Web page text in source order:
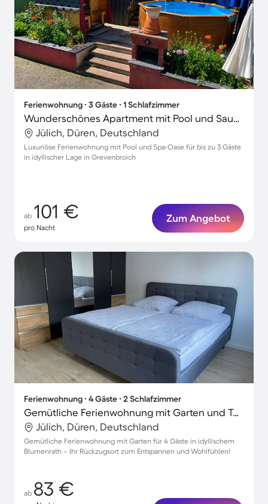
Ferienwohnung ∙ 3 Gäste ∙ 1 Schlafzimmer
Wunderschönes Apartment mit Pool und Sauna
Jülich, Düren, Deutschland
Luxuriöse Ferienwohnung mit Pool und Spa-Oase für bis zu 3 Gäste
in idyllischer Lage in Grevenbroich
ab 101 €
pro Nacht
Zum Angebot
Ferienwohnung ∙ 4 Gäste ∙ 2 Schlafzimmer
Gemütliche Ferienwohnung mit Garten und Terrasse
Jülich, Düren, Deutschland
Gemütliche Ferienwohnung mit Garten für 4 Gäste in idyllischem
Blumenrath – Ihr Rückzugsort zum Entspannen und Wohlfühlen!
ab 83 €